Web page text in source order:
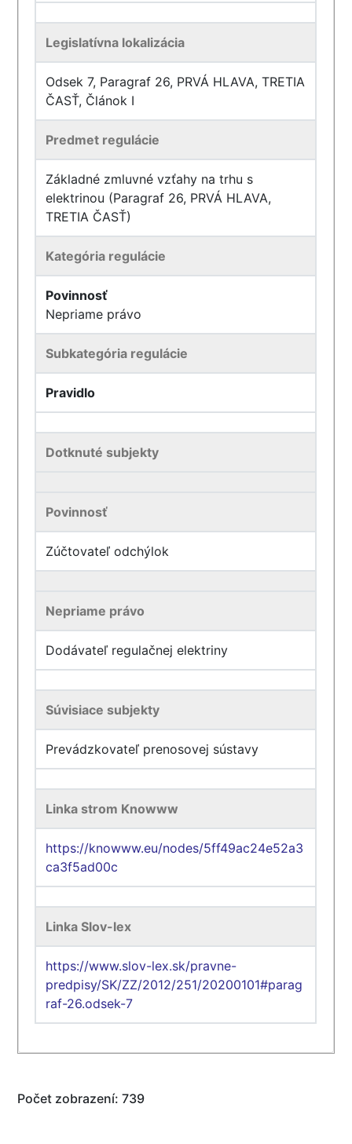
Legislatívna lokalizácia
Odsek 7, Paragraf 26, PRVÁ HLAVA, TRETIA
ČASŤ, Článok I
Predmet regulácie
Základné zmluvné vzťahy na trhu s
elektrinou (Paragraf 26, PRVÁ HLAVA,
TRETIA ČASŤ)
Kategória regulácie
Povinnosť
Nepriame právo
Subkategória regulácie
Pravidlo
Dotknuté subjekty
Povinnosť
Zúčtovateľ odchýlok
Nepriame právo
Dodávateľ regulačnej elektriny
Súvisiace subjekty
Prevádzkovateľ prenosovej sústavy
Linka strom Knowww
https://knowww.eu/nodes/5ff49ac24e52a3
ca3f5ad00c
Linka Slov-lex
https://www.slov-lex.sk/pravne-
predpisy/SK/ZZ/2012/251/20200101#parag
raf-26.odsek-7
Počet zobrazení: 739